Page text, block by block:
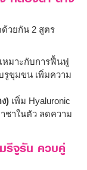
ด้วยกัน 2 สูตร
เหมาะกับการฟื้นฟู
รูขุมขน เพิ่มความ
) เพิ่ม Hyaluronic
ชาในตัว ลดความ
รีจูรัน ควบคู่